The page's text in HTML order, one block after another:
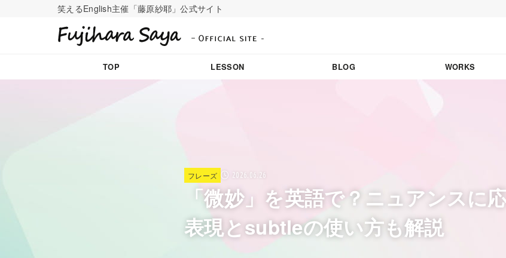
笑えるEnglish主催「藤原紗耶」公式サイト
TOP LESSON BLOG WORKS
フレーズ 2026.06.26
「微妙」を英語で？ニュアンスに
表現とsubtleの使い方も解説